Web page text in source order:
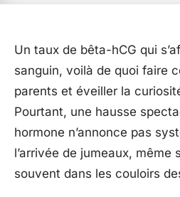
Un taux de bêta-hCG qui
sanguin, voilà de quoi faire
parents et éveiller la
Pourtant, une hausse
hormone n’annonce pas
l’arrivée de jumeaux, même
souvent dans les couloirs